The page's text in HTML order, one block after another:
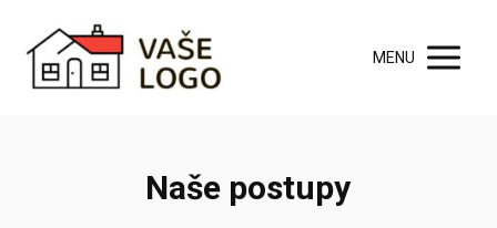
MENU
Naše postupy